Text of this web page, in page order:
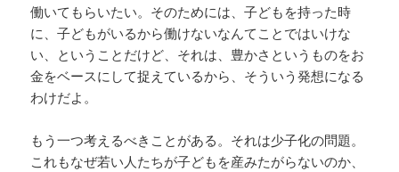
働いてもらいたい。そのためには、子どもを持った時
に、子どもがいるから働けないなんてことではいけな
い、ということだけど、それは、豊かさというものをお
金をベースにして捉えているから、そういう発想になる
わけだよ。
もう一つ考えるべきことがある。それは少子化の問題。
これもなぜ若い人たちが子どもを産みたがらないのか、